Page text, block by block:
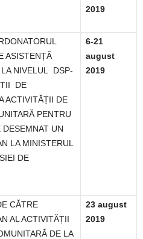
2019
ASISTENȚĂ
NIVELUL
DSP-
DE
ACTIVITĂȚII DE
PENTRU
UN
LA MINISTERUL
DE
6-21
august
2019
CĂTRE
AL ACTIVITĂȚII
DE LA
23 august
2019